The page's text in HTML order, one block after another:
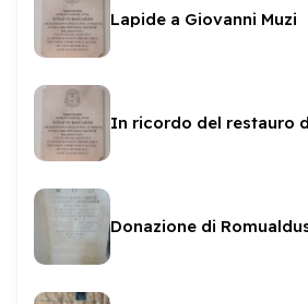
Lapide a Giovanni Muzi